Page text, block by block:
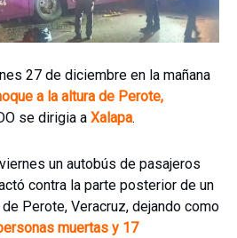
27 de diciembre en la mañana
a la altura de Perote,
se dirigia a Xalapa.
un autobús de pasajeros
contra la parte posterior de un
Perote, Veracruz, dejando como
muertas y 17